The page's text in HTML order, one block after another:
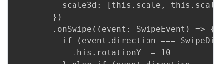
scale3d: [this.scale,
        })
        .onSwipe((event: SwipeEvent) => {
if (event.direction ===
            this.rotationY -= 10